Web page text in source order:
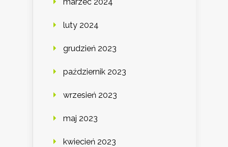
luty 2024
grudzień 2023
październik 2023
wrzesień 2023
maj 2023
kwiecień 2023